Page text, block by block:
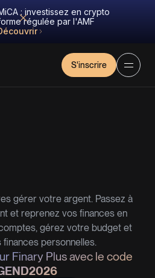
: investissez en crypto
régulée par l'AMF
S'inscrire
gérer votre argent. Passez à
et reprenez vos finances en
gérez votre budget et
personnelles.
Finary Plus avec le code